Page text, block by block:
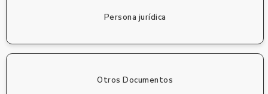
Persona jurídica
Otros Documentos